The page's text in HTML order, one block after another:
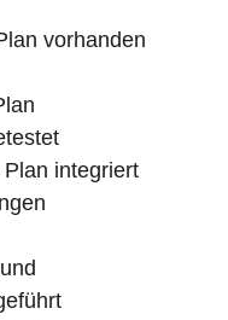
vorhanden
integriert